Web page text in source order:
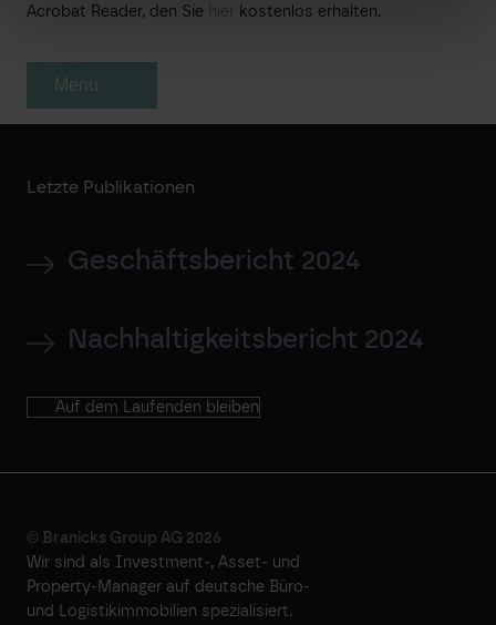
Acrobat Reader, den Sie hier kostenlos erhalten.
Menu
Letzte Publikationen
Geschäftsbericht 2024
Nachhaltigkeitsbericht 2024
Auf dem Laufenden bleiben
© Branicks Group AG 2026
Wir sind als ­Investment-, ­Asset- und
­Property-Manager auf deutsche ­Büro-
und Logistikimmobilien spezialisiert.